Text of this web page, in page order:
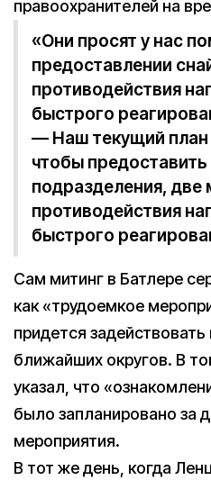
правоохранителей на
«Они просят у нас
предоставлении
противодействия
быстрого
— Наш текущий план
чтобы
подразделения,
противодействия
быстрого
Сам митинг в Батлере
как «трудоемкое
придется
ближайших округов. В
указал, что
было запланировано за
мероприятия.
В тот же день, когда